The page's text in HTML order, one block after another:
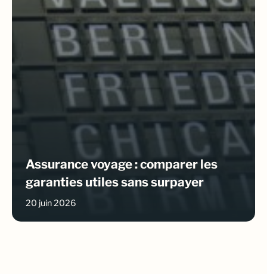
Assurance voyage : comparer les
garanties utiles sans surpayer
20 juin 2026